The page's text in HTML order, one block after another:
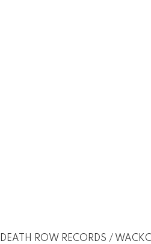
DEATH ROW RECORDS /